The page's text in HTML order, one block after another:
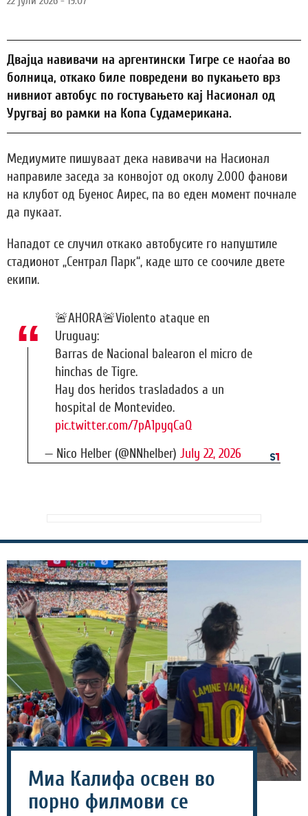
Двајца навивачи на аргентински Тигре се наоѓаа во
болница, откако биле повредени во пукањето врз
нивниот автобус по гостувањето кај Насионал од
Уругвај во рамки на Копа Судамерикана.
Медиумите пишуваат дека навивачи на Насионал
направиле заседа за конвојот од околу 2.000 фанови
на клубот од Буенос Аирес, па во еден момент почнале
да пукаат.
Нападот се случил откако автобусите го напуштиле
стадионот „Сентрал Парк“, каде што се соочиле двете
екипи.
🚨AHORA🚨Violento ataque en
Uruguay:
Barras de Nacional balearon el micro de
hinchas de Tigre.
Hay dos heridos trasladados a un
hospital de Montevideo.
pic.twitter.com/7pA1pyqCaQ
— Nico Helber (@NNhelber) July 22, 2026
Миа Калифа освен во
порно филмови се